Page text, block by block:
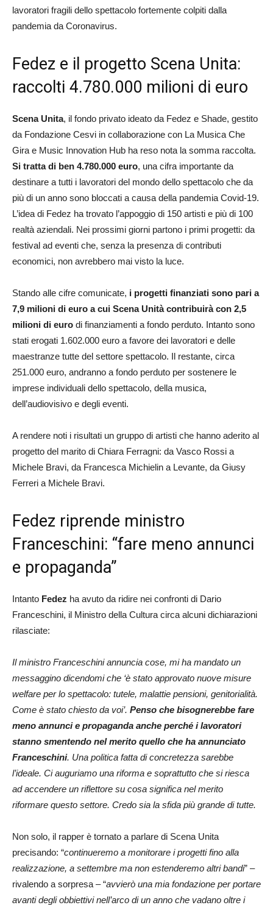
lavoratori fragili dello spettacolo fortemente colpiti dalla
pandemia da Coronavirus.
Fedez e il progetto Scena Unita:
raccolti 4.780.000 milioni di euro
Scena Unita, il fondo privato ideato da Fedez e Shade, gestito
da Fondazione Cesvi in collaborazione con La Musica Che
Gira e Music Innovation Hub ha reso nota la somma raccolta.
Si tratta di ben 4.780.000 euro, una cifra importante da
destinare a tutti i lavoratori del mondo dello spettacolo che da
più di un anno sono bloccati a causa della pandemia Covid-19.
L’idea di Fedez ha trovato l’appoggio di 150 artisti e più di 100
realtà aziendali. Nei prossimi giorni partono i primi progetti: da
festival ad eventi che, senza la presenza di contributi
economici, non avrebbero mai visto la luce.
Stando alle cifre comunicate, i progetti finanziati sono pari a
7,9 milioni di euro a cui Scena Unità contribuirà con 2,5
milioni di euro di finanziamenti a fondo perduto. Intanto sono
stati erogati 1.602.000 euro a favore dei lavoratori e delle
maestranze tutte del settore spettacolo. Il restante, circa
251.000 euro, andranno a fondo perduto per sostenere le
imprese individuali dello spettacolo, della musica,
dell’audiovisivo e degli eventi.
A rendere noti i risultati un gruppo di artisti che hanno aderito al
progetto del marito di Chiara Ferragni: da Vasco Rossi a
Michele Bravi, da Francesca Michielin a Levante, da Giusy
Ferreri a Michele Bravi.
Fedez riprende ministro
Franceschini: “fare meno annunci
e propaganda”
Intanto Fedez ha avuto da ridire nei confronti di Dario
Franceschini, il Ministro della Cultura circa alcuni dichiarazioni
rilasciate:
Il ministro Franceschini annuncia cose, mi ha mandato un
messaggino dicendomi che ‘è stato approvato nuove misure
welfare per lo spettacolo: tutele, malattie pensioni, genitorialità.
Come è stato chiesto da voi’. Penso che bisognerebbe fare
meno annunci e propaganda anche perché i lavoratori
stanno smentendo nel merito quello che ha annunciato
Franceschini. Una politica fatta di concretezza sarebbe
l’ideale. Ci auguriamo una riforma e soprattutto che si riesca
ad accendere un riflettore su cosa significa nel merito
riformare questo settore. Credo sia la sfida più grande di tutte.
Non solo, il rapper è tornato a parlare di Scena Unita
precisando: “continueremo a monitorare i progetti fino alla
realizzazione, a settembre ma non estenderemo altri bandi” –
rivalendo a sorpresa – “avvierò una mia fondazione per portare
avanti degli obbiettivi nell’arco di un anno che vadano oltre i